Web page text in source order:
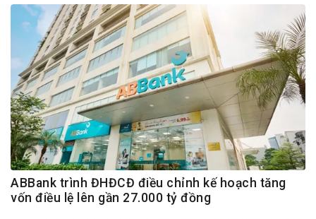
ABBank trình ĐHĐCĐ điều chỉnh kế hoạch tăng
vốn điều lệ lên gần 27.000 tỷ đồng